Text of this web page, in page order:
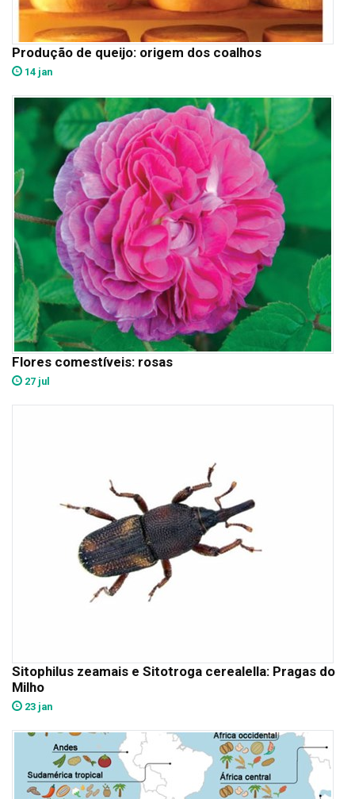
Produção de queijo: origem dos coalhos
14 jan
Flores comestíveis: rosas
27 jul
Sitophilus zeamais e Sitotroga cerealella: Pragas do
Milho
23 jan